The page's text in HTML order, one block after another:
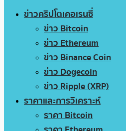
ข่าวคริปโตเคอเรนซี่
ข่าว Bitcoin
ข่าว Ethereum
ข่าว Binance Coin
ข่าว Dogecoin
ข่าว Ripple (XRP)
ราคาและการวิเคราะห์
ราคา Bitcoin